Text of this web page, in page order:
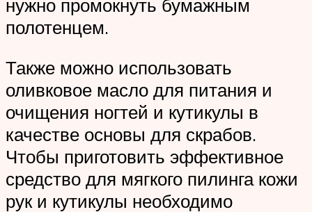
нужно промокнуть бумажным
полотенцем.
Также можно использовать
оливковое масло для питания и
очищения ногтей и кутикулы в
качестве основы для скрабов.
Чтобы приготовить эффективное
средство для мягкого пилинга кожи
рук и кутикулы необходимо